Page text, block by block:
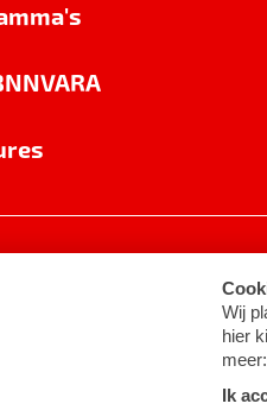
Cookie-instellingen